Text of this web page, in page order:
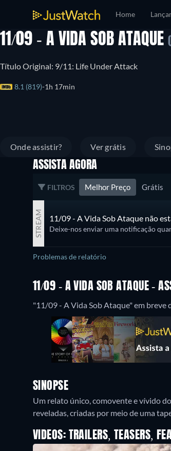
Home
11/09 - A VIDA SOB ATAQUE
Título Original: 9/11: Life Under Attack
8.1 (819) 1h 17min
Onde assistir? Ver grátis
ASSISTA AGORA
FILTROS Melhor Preço Grátis
STREAM 11/09 - A Vida Sob Ataque não
Deixe-nos enviar uma notificação
Problemas de relatório
11/09 - A VIDA SOB ATAQUE -
"11/09 - A Vida Sob Ataque" em breve
SINOPSE
Um relato único, comovente e vívido
reveladas, criadas por meio de uma
VIDEOS: TRAILERS, TEASERS,